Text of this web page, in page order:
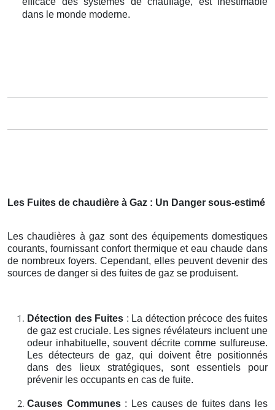
dans le monde moderne.
Les Fuites de chaudière à Gaz : Un Danger sous-estimé
Les chaudières à gaz sont des équipements domestiques
courants, fournissant confort thermique et eau chaude dans
de nombreux foyers. Cependant, elles peuvent devenir des
sources de danger si des fuites de gaz se produisent.
Détection des Fuites : La détection précoce des fuites
de gaz est cruciale. Les signes révélateurs incluent une
odeur inhabituelle, souvent décrite comme sulfureuse.
Les détecteurs de gaz, qui doivent être positionnés
dans des lieux stratégiques, sont essentiels pour
prévenir les occupants en cas de fuite.
Causes Communes: Les causes de fuites dans les